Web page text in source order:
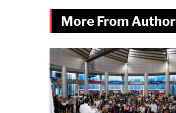
More From Author